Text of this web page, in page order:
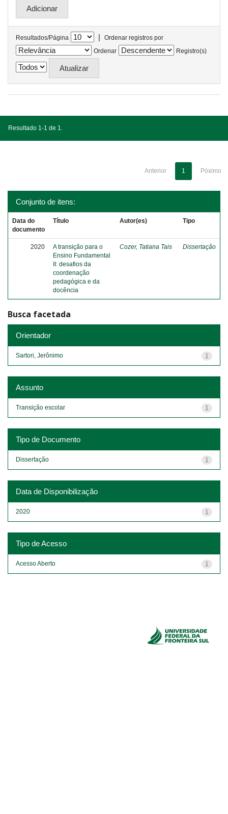
Resultados/Página |
Ordenar registros por
Ordenar
Registro(s)
Resultado 1-1 de 1.
Anterior 1 Póximo
Conjunto de itens:
Data do
documento
Título Autor(es) Tipo
2020
A transição para o
Ensino Fundamental
II: desafios da
coordenação
pedagógica e da
docência
Cozer, Tatiana Tais Dissertação
Busca facetada
Orientador
1
Sartori, Jerônimo
Assunto
1
Transição escolar
Tipo de Documento
1
Dissertação
Data de Disponibilização
1
2020
Tipo de Acesso
1
Acesso Aberto